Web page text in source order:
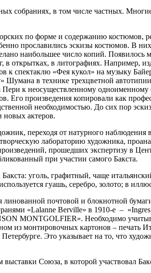
собраниях, в том числе частных.
по форме и содержанию костюмов,
прославились эскизы костюмов. В
наибольшее число копий. Появилось
в открытках, в литографиях. Например,
к спектаклю «Фея кукол» на музыку
Шумана в технике трехцветной
Пери к неосуществленному
Его произведения копировали как
необходимостью. До сих пор
новых актеров.
переходя от натурного наблюдения
лабораторию художника,
прошедших экспертизу в
при участии самого Бакста.
уголь, графитный, чаще
гуашь, серебро, золото; в
почтовой и блокнотной
«Lalanne Berville» в 1910-е – «
MONTGOLFIER». Необходимо
из монтировочных картонов – печать
Это указывает на то, что
Союза, в которой участвовал